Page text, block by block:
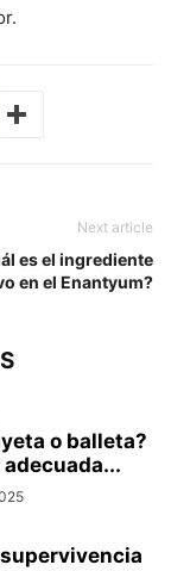
Next article
es el ingrediente
en el Enantyum?
o balleta?